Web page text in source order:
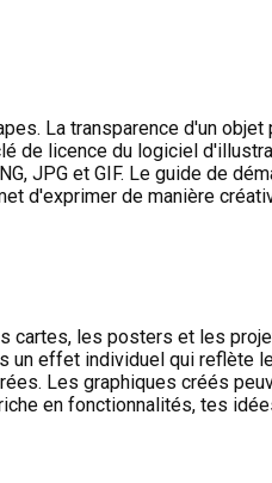
La transparence d'un objet
de licence du logiciel
JPG et GIF. Le guide de
d'exprimer de manière
cartes, les posters et les
un effet individuel qui reflète
Les graphiques créés
en fonctionnalités, tes